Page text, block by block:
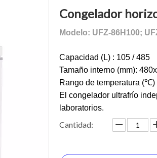
Congelador
Modelo: UFZ-86H100;
Capacidad (L) : 105 / 485
Tamaño interno (mm):
Rango de temperatura
El congelador ultrafrío
laboratorios.
Cantidad: